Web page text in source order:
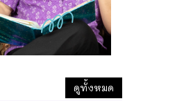
เรียนพิเศษ
วิทยาศาสตร์
พิษณุโลก: ติวเข้มสอบ
เข้า ม.1 คอร์ส “วิทย์วา
ดูทั้งหมด